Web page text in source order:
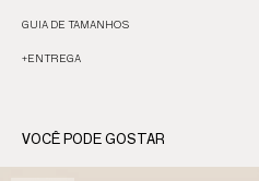
GUIA DE TAMANHOS
+ENTREGA
VOCÊ PODE GOSTAR